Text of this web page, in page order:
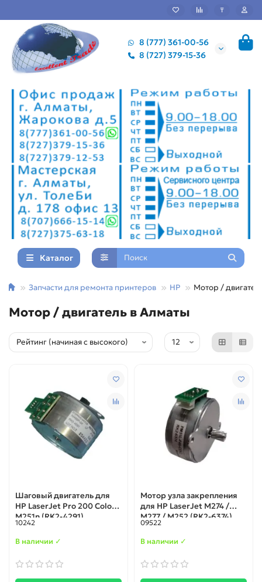
₸
8 (777) 361-00-56
8 (727) 379-15-36
Каталог
Запчасти для ремонта принтеров HP Мотор /
Мотор / двигатель в Алматы
Шаговый двигатель для
HP LaserJet Pro 200 Color /
M251n (RK2-4291)
10242
В наличии ✓
Мотор узла закрепления
для НР LaserJet M274 /
M277 / M252 (RK2-6374)
09522
В наличии ✓